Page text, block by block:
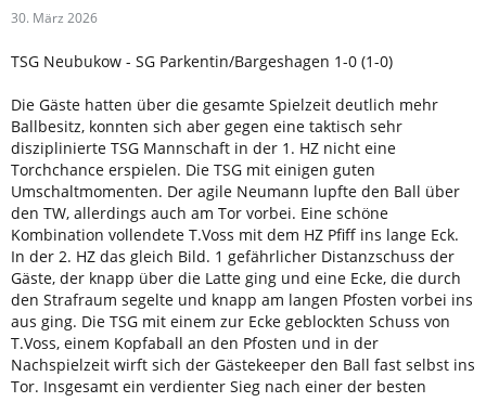
30. März 2026
TSG Neubukow - SG Parkentin/Bargeshagen 1-0 (1-0)
Die Gäste hatten über die gesamte Spielzeit deutlich mehr
Ballbesitz, konnten sich aber gegen eine taktisch sehr
disziplinierte TSG Mannschaft in der 1. HZ nicht eine
Torchchance erspielen. Die TSG mit einigen guten
Umschaltmomenten. Der agile Neumann lupfte den Ball über
den TW, allerdings auch am Tor vorbei. Eine schöne
Kombination vollendete T.Voss mit dem HZ Pfiff ins lange Eck.
In der 2. HZ das gleich Bild. 1 gefährlicher Distanzschuss der
Gäste, der knapp über die Latte ging und eine Ecke, die durch
den Strafraum segelte und knapp am langen Pfosten vorbei ins
aus ging. Die TSG mit einem zur Ecke geblockten Schuss von
T.Voss, einem Kopfaball an den Pfosten und in der
Nachspielzeit wirft sich der Gästekeeper den Ball fast selbst ins
Tor. Insgesamt ein verdienter Sieg nach einer der besten